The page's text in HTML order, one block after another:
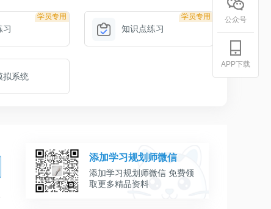
学员专用
习
学员专用
知识点练习
拟系统
添加学习规划师微信
添加学习规划师微信 免费领
取更多精品资料
公众号
APP下载